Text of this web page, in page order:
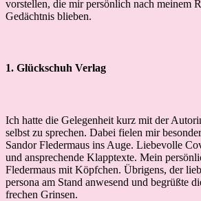
vorstellen, die mir persönlich nach meinem
Gedächtnis blieben.
1. Glückschuh Verlag
Ich hatte die Gelegenheit kurz mit der
selbst zu sprechen. Dabei fielen mir
Sandor Fledermaus ins Auge. Liebevolle
und ansprechende Klapptexte. Mein
Fledermaus mit Köpfchen. Übrigens, der
persona am Stand anwesend und begrüßte
frechen Grinsen.